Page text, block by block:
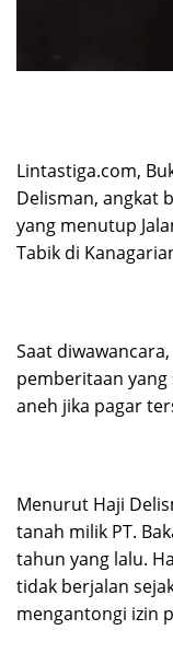
Lintastiga.com,
Delisman, angkat
yang menutup
Tabik di
Saat
pemberitaan
aneh jika pagar
Menurut Haji
tanah milik PT.
tahun yang lalu.
tidak berjalan
mengantongi izin